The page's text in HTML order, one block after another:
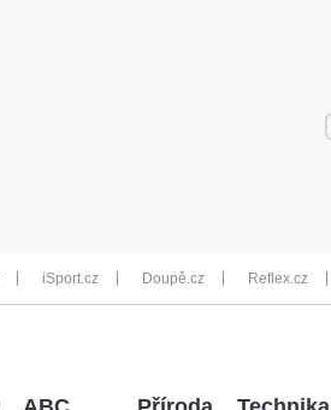
iSport.cz Doupě.cz Reflex.cz